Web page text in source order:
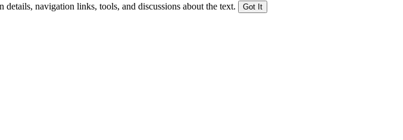
navigation links, tools, and discussions about the text. Got It